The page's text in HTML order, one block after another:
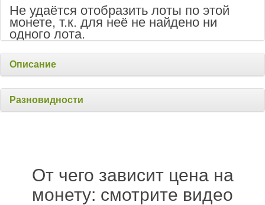
Не удаётся отобразить лоты по этой
монете, т.к. для неё не найдено ни
одного лота.
Описание
Разновидности
От чего зависит цена на
монету: смотрите видео